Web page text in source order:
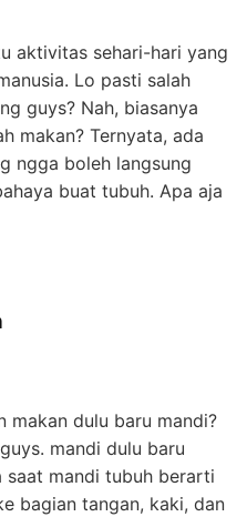
aktivitas sehari-hari yang
Lo pasti salah
guys? Nah, biasanya
makan? Ternyata, ada
ngga boleh langsung
buat tubuh. Apa aja
makan dulu baru mandi?
mandi dulu baru
saat mandi tubuh berarti
bagian tangan, kaki, dan